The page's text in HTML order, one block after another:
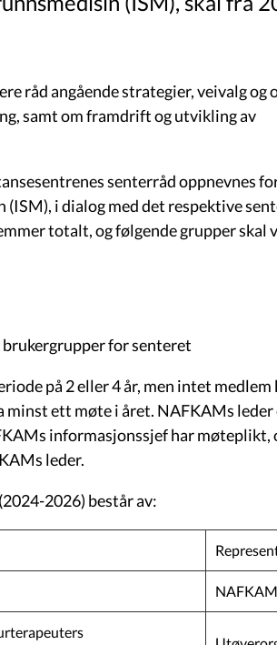
råd angående strategier, veivalg og
samt om framdrift og utvikling av
senterråd oppnevnes
i dialog med det respektive
totalt, og følgende grupper skal
for senteret
på 2 eller 4 år, men intet medlem
ett møte i året. NAFKAMs leder
informasjonssjef har møteplikt,
leder.
2026) består av:
NAFKAM